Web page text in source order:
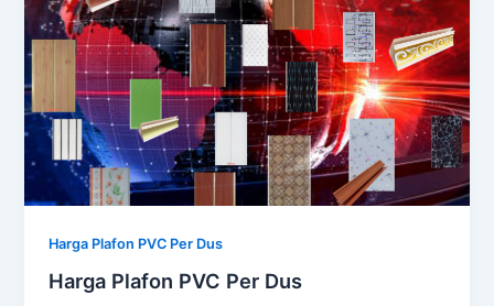
Harga Plafon PVC Per Dus
Harga Plafon PVC Per Dus